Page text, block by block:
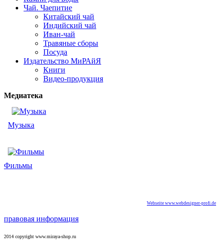
Чай. Чаепитие
Китайский чай
Индийский чай
Иван-чай
Травяные сборы
Посуда
Издательство МиРАйЯ
Книги
Видео-продукция
Медиатека
Музыка
Фильмы
Webseite www.webdesigner-profi.de
правовая информация
2014 copyright www.miraya-shop.ru